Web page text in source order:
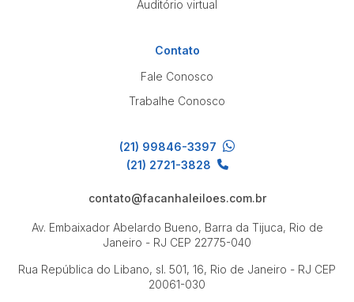
Auditório virtual
Contato
Fale Conosco
Trabalhe Conosco
(21) 99846-3397
(21) 2721-3828
contato@facanhaleiloes.com.br
Av. Embaixador Abelardo Bueno, Barra da Tijuca, Rio de
Janeiro - RJ CEP 22775-040
Rua República do Libano, sl. 501, 16, Rio de Janeiro - RJ CEP
20061-030